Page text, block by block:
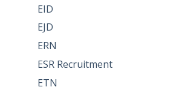
EID
EJD
ERN
ESR Recruitment
ETN